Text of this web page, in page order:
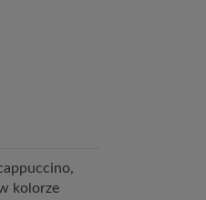
kolorze